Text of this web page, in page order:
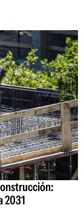
2031